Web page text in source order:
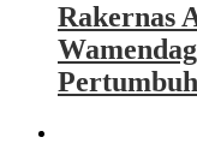
Rakernas